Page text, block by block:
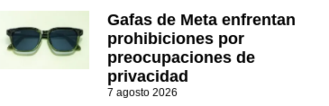
Gafas de Meta enfrentan
prohibiciones por
preocupaciones de
privacidad
7 agosto 2026